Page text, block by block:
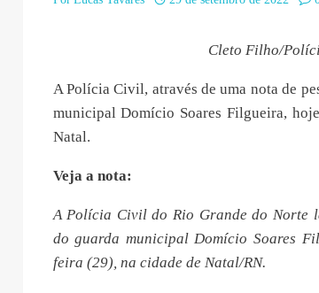
Cleto Filho/
A Polícia Civil, através de uma nota de
municipal Domício Soares Filgueira,
Natal.
Veja a nota:
A Polícia Civil do Rio Grande do Norte
do guarda municipal Domício Soares
feira (29), na cidade de Natal/RN.